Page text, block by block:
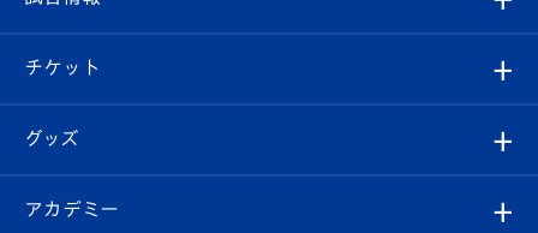
試合情報
チケット
イベント
クラブ概要
エンブレム紹介
スタッフプロフィール
はじめての観戦ガイド
Revive Team
試合日程/結果
フォトギャラリー
チケット
チケット
グッズ
オンラインショップ
アカデミー